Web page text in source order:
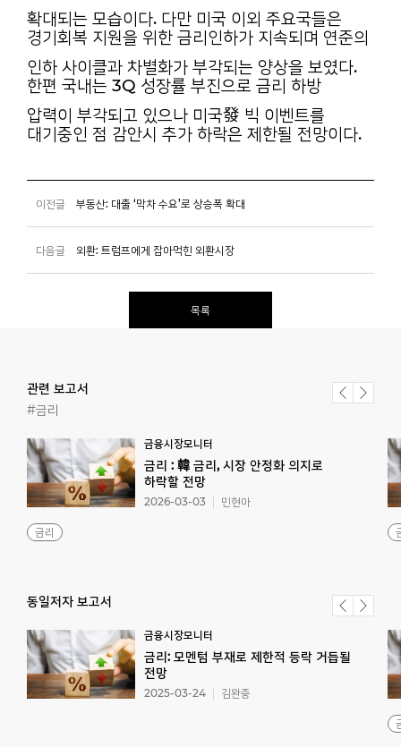
확대되는 모습이다. 다만 미국 이외 주요국들은
경기회복 지원을 위한 금리인하가 지속되며 연준의
인하 사이클과 차별화가 부각되는 양상을 보였다.
한편 국내는 3Q 성장률 부진으로 금리 하방
압력이 부각되고 있으나 미국發 빅 이벤트를
대기중인 점 감안시 추가 하락은 제한될 전망이다.
이전글 부동산: 대출 ‘막차 수요’로 상승폭 확대
다음글 외환: 트럼프에게 잡아먹힌 외환시장
목록
관련 보고서
#금리
금융시장모니터
금리 : 韓 금리, 시장 안정화 의지로
하락할 전망
금리
2026-03-03 민현아
동일저자 보고서
금융시장모니터
금리: 모멘텀 부재로 제한적 등락 거듭될
전망
2025-03-24 김완중